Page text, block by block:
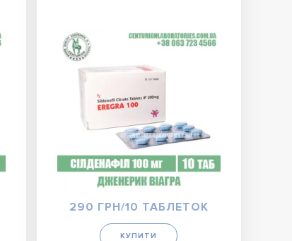
290 ГРН/10 ТАБЛЕТОК
КУПИТИ